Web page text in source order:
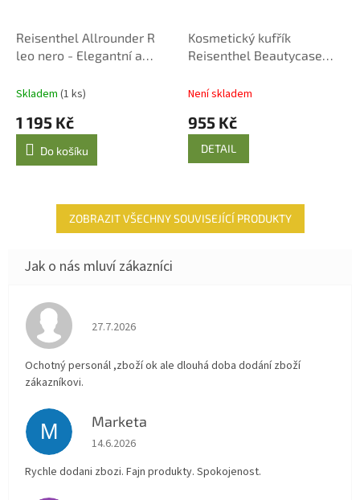
Reisenthel Allrounder R
leo nero - Elegantní a
Skladem (1 ks)
1 195 Kč
Do košíku
Kosmetický kufřík
Reisenthel Beautycase
Není skladem
955 Kč
DETAIL
ZOBRAZIT VŠECHNY SOUVISEJÍCÍ PRODUKTY
Hodnocení obchodu je 4 z 5 hvězdiček.
27.7.2026
Ochotný personál ,zboží ok ale dlouhá doba dodání zboží
zákazníkovi.
M Marketa
Hodnocení obchodu je 5 z 5 hvězdiček.
14.6.2026
Rychle dodani zbozi. Fajn produkty. Spokojenost.